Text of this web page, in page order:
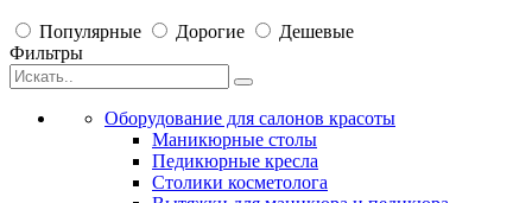
Популярные Дорогие
Дешевые
Фильтры
Оборудование для салонов красоты
Маникюрные столы
Педикюрные кресла
Столики косметолога